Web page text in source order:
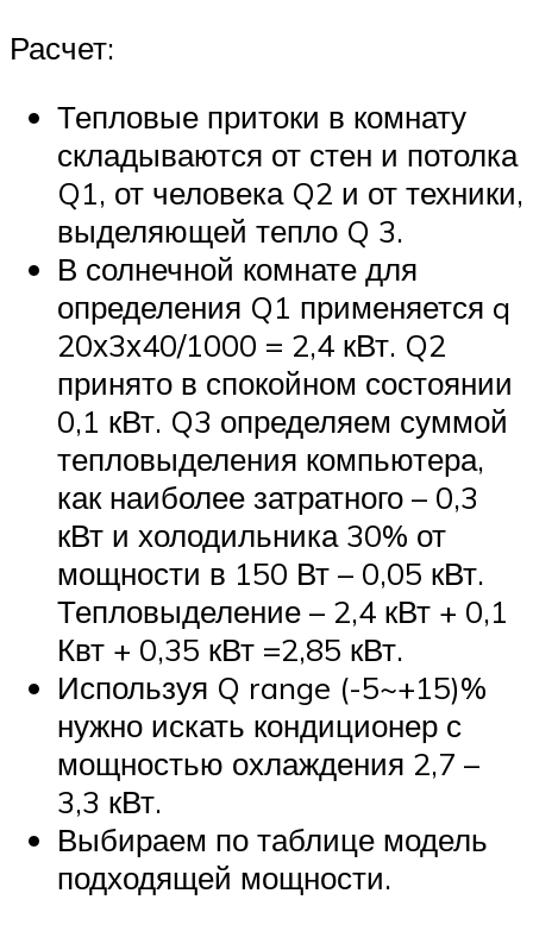
Расчет:
Тепловые притоки в комнату
складываются от стен и потолка
Q1, от человека Q2 и от техники,
выделяющей тепло Q 3.
В солнечной комнате для
определения Q1 применяется q
20х3х40/1000 = 2,4 кВт. Q2
принято в спокойном состоянии
0,1 кВт. Q3 определяем суммой
тепловыделения компьютера,
как наиболее затратного – 0,3
кВт и холодильника 30% от
мощности в 150 Вт – 0,05 кВт.
Тепловыделение – 2,4 кВт + 0,1
Квт + 0,35 кВт =2,85 кВт.
Используя Q range (-5~+15)%
нужно искать кондиционер с
мощностью охлаждения 2,7 –
3,3 кВт.
Выбираем по таблице модель
подходящей мощности.